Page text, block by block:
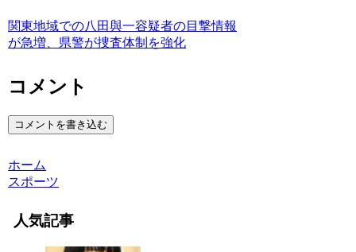
関東地域での八田與一容疑者の目撃情報
が急増、県警が捜査体制を強化
コメント
コメントを書き込む
ホーム
スポーツ
人気記事